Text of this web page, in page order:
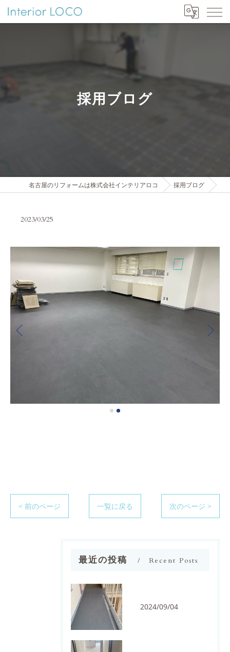
採用ブログ
名古屋のリフォームは株式会社インテリアロコ 採用ブログ
2023/03/25
< 前のページ 一覧に戻る 次のページ >
最近の投稿 Recent Posts
2024/09/04